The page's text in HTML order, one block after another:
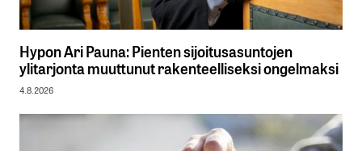
Hypon Ari Pauna: Pienten sijoitusasuntojen
ylitarjonta muuttunut rakenteelliseksi ongelmaksi
4.8.2026